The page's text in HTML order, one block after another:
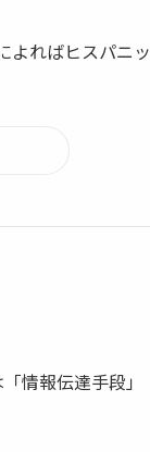
よればヒスパニッ
情報伝達手段」